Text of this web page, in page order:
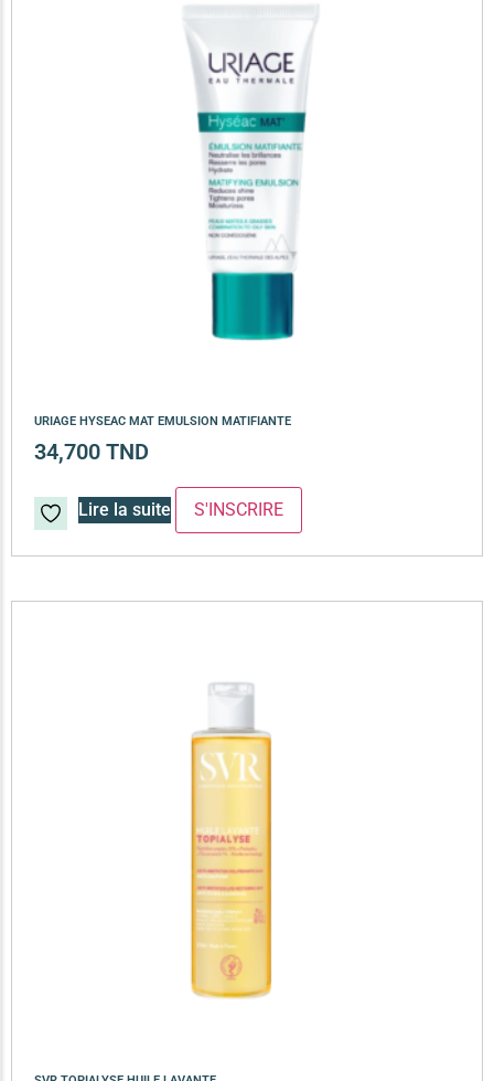
URIAGE HYSEAC MAT EMULSION MATIFIANTE
34,700 TND
Lire la suite